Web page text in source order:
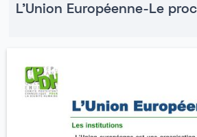
L'Union Européenne-Le